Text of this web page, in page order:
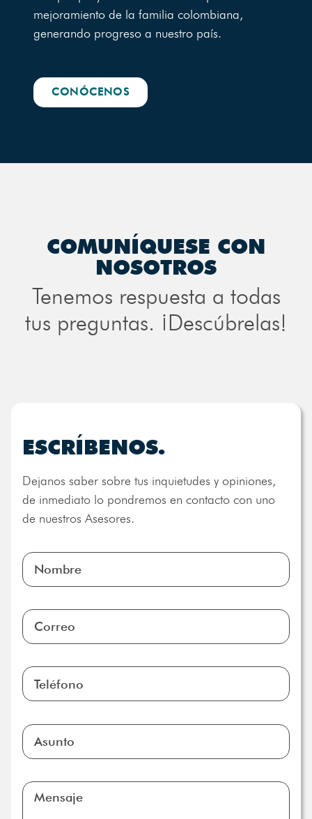
mejoramiento de la familia colombiana,
generando progreso a nuestro país.
CONÓCENOS
COMUNÍQUESE CON
NOSOTROS
Tenemos respuesta a todas
tus preguntas. ¡Descúbrelas!
ESCRÍBENOS.
Dejanos saber sobre tus inquietudes y opiniones,
de inmediato lo pondremos en contacto con uno
de nuestros Asesores.